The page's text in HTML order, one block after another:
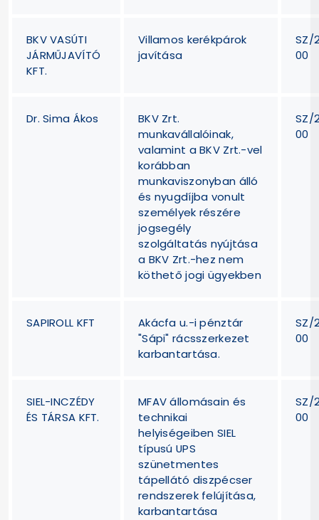
BKV VASÚTI
JÁRMŰJAVÍTÓ
KFT.
Villamos kerékpárok
javítása
SZ/
00
Dr. Sima Ákos
BKV Zrt.
munkavállalóinak,
valamint a BKV Zrt.-vel
korábban
munkaviszonyban álló
és nyugdíjba vonult
személyek részére
jogsegély
szolgáltatás nyújtása
a BKV Zrt.-hez nem
köthető jogi ügyekben
SZ/
00
SAPIROLL KFT
Akácfa u.-i pénztár
"Sápi" rácsszerkezet
karbantartása.
SZ/
00
SIEL-INCZÉDY
ÉS TÁRSA KFT.
MFAV állomásain és
technikai
helyiségeiben SIEL
típusú UPS
szünetmentes
tápellátó diszpécser
rendszerek felújítása,
karbantartása
SZ/
00